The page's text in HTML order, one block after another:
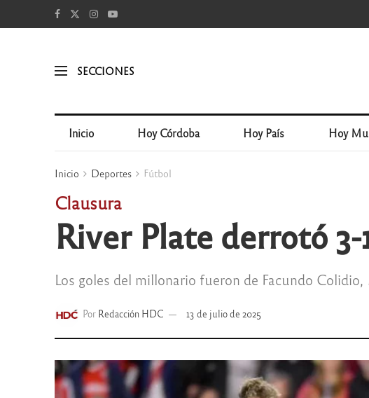
SECCIONES
Inicio Hoy Córdoba Hoy País Hoy
Inicio Deportes Fútbol
Clausura
River Plate derrotó
Los goles del millonario fueron de Facundo
Por Redacción HDC 13 de julio de 2025